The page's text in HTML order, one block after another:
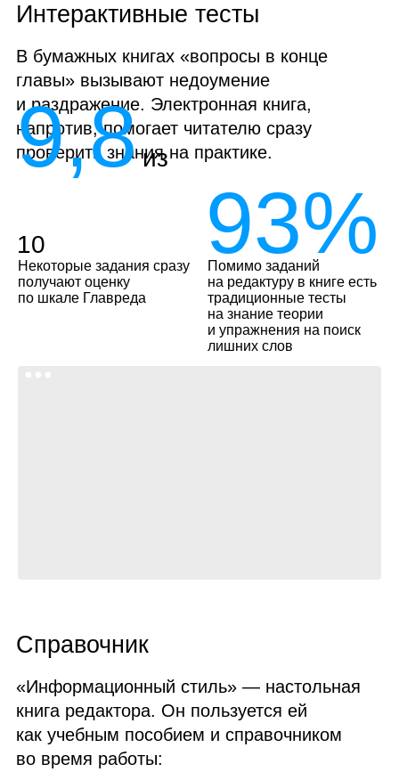
Интерактивные тесты
В бумажных книгах «вопросы в конце
главы» вызывают недоумение
и раздражение. Электронная книга,
напротив, помогает читателю сразу
проверить знания на практике.
9,8из
10
Некоторые задания сразу
получают оценку
по шкале Главреда
93%
Помимо заданий
на редактуру в книге есть
традиционные тесты
на знание теории
и упражнения на поиск
лишних слов
Справочник
«Информационный стиль» — настольная
книга редактора. Он пользуется ей
как учебным пособием и справочником
во время работы: